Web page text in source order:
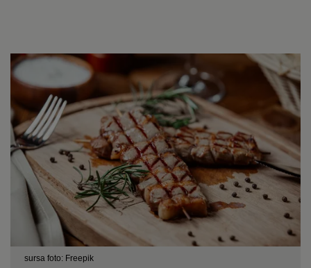
sursa foto: Freepik